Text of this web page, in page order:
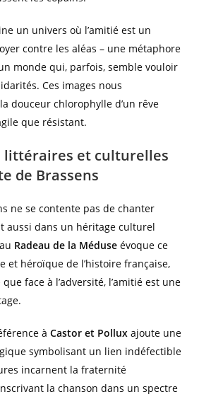
un univers où l’amitié est un
contre les aléas – une métaphore
monde qui, parfois, semble vouloir
Ces images nous
douceur chlorophylle d’un rêve
que résistant.
littéraires et culturelles
de Brassens
ne se contente pas de chanter
aussi dans un héritage culturel
Radeau de la Méduse évoque ce
et héroïque de l’histoire française,
face à l’adversité, l’amitié est une
à Castor et Pollux ajoute une
symbolisant un lien indéfectible
incarnent la fraternité
la chanson dans un spectre